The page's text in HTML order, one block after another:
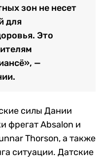
зон не несет
для
Это
—
силы Дании
фрегат Absalon и
Thorson, а также
ситуации. Датские